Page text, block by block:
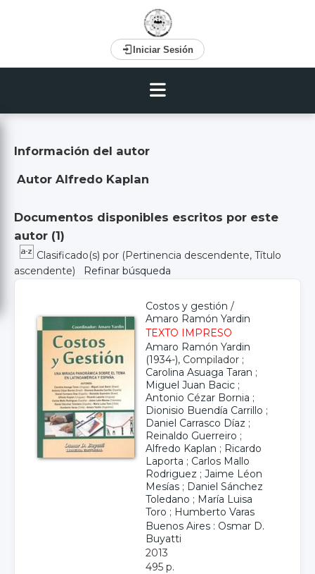
Iniciar Sesión
Información del autor
Autor Alfredo Kaplan
Documentos disponibles escritos por este
autor (1)
Clasificado(s) por (Pertinencia descendente, Título
ascendente)
Refinar búsqueda
Costos y gestión /
Amaro Ramón Yardin
TEXTO IMPRESO
Amaro Ramón Yardin
(1934-), Compilador ;
Carolina Asuaga Taran ;
Miguel Juan Bacic ;
Antonio Cézar Bornia ;
Dionisio Buendía Carrillo ;
Daniel Carrasco Díaz ;
Reinaldo Guerreiro ;
Alfredo Kaplan ; Ricardo
Laporta ; Carlos Mallo
Rodriguez ; Jaime Léon
Mesías ; Daniel Sánchez
Toledano ; María Luisa
Toro ; Humberto Varas
Buenos Aires : Osmar D.
Buyatti
2013
495 p.